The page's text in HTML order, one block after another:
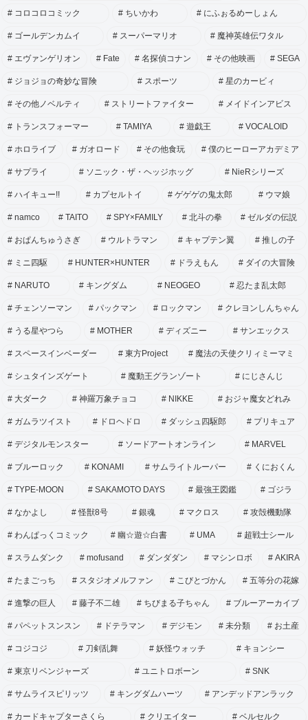
コロコロコミック ちいかわ にふぉるめーしょん
ゴールデンカムイ スーパーマリオ 魔神英雄伝ワタル
エヴァンゲリオン Fate 名探偵コナン その他映画 SEGA
ジョジョの奇妙な冒険 スポーツ 星のカービィ
その他ノベルティ ストリートファイター メイドインアビス
トランスフォーマー TAMIYA 遊戯王 VOCALOID
ホロライブ ガオロード その他食玩 僕のヒーローアカデミア
サプライ ソニック・ザ・ヘッジホッグ NieRシリーズ
ハイキュー!! カプセルトイ ゲゲゲの鬼太郎 ウマ娘
namco TAITO SPY×FAMILY 北斗の拳 ゼルダの伝説
おぱんちゅうさぎ ウルトラマン キャプテン翼 推しの子
ミニ四駆 HUNTER×HUNTER ドラえもん ダイの大冒険
NARUTO キングダム NEOGEO 忍たま乱太郎
チェンソーマン パックマン ロックマン クレヨンしんちゃん
うる星やつら MOTHER ディズニー サンエックス
スペースインベーダー 東方Project 魔法の天使クリィミーマミ
シュタインズゲート 魔動王グランゾート にじさんじ
大ダーク 神羅万象チョコ NIKKE おジャ魔女どれみ
ガムラツイスト ドロヘドロ ダッシュ四駆郎 プリキュア
デジタルモンスター ソードアートオンライン MARVEL
ブルーロック KONAMI サムライトルーパー くにおくん
TYPE-MOON SAKAMOTO DAYS 最強王図鑑 ゴジラ
なかよし 怪獣8号 銀魂 マクロス 攻殻機動隊
わんぱっくコミック 幽☆遊☆白書 UMA 超戦士シール
スラムダンク mofusand ダンダダン マシンロボ AKIRA
たまごっち スタジオメルファン こびとづかん 五等分の花嫁
進撃の巨人 藤子不二雄 ちびまる子ちゃん ブルーアーカイブ
パペットスンスン ドテラマン デジモン 未分類 お土産
コジコジ 刀剣乱舞 妖怪ウォッチ キョンシー
東京リベンジャーズ ユニトロボーン SNK
サムライスピリッツ キングダムハーツ アンデッドアンラック
カードキャプターさくら クリエイター ベルセルク